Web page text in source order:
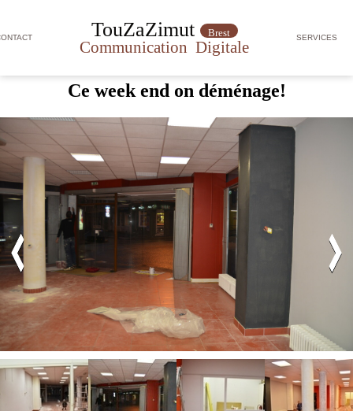
TouZaZimut Brest
Communication Digitale
SERVICES
Ce week end on déménage!